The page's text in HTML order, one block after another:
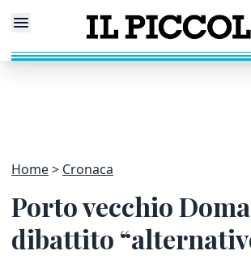
Home Cronaca
Porto vecchio
dibattito